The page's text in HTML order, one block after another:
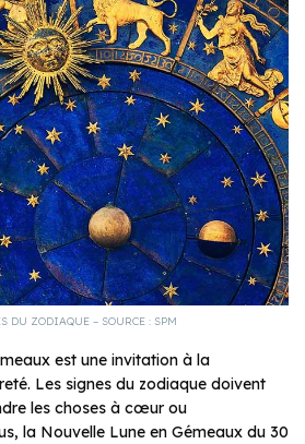
DU ZODIAQUE – SOURCE : SPM
est une invitation à la
Les signes du zodiaque doivent
les choses à cœur ou
la Nouvelle Lune en Gémeaux du 30